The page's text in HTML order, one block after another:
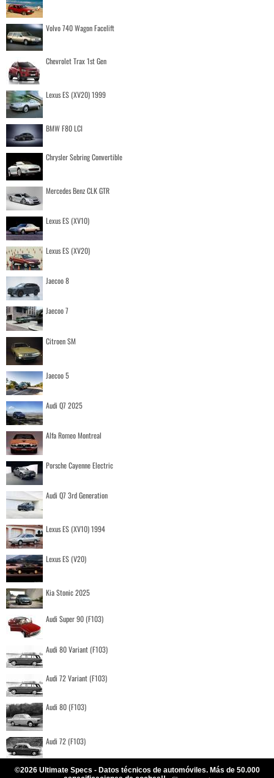
Volvo 740 Wagon Facelift
Chevrolet Trax 1st Gen
Lexus ES (XV20) 1999
BMW F80 LCI
Chrysler Sebring Convertible
Mercedes Benz CLK GTR
Lexus ES (XV10)
Lexus ES (XV20)
Jaecoo 8
Jaecoo 7
Citroen SM
Jaecoo 5
Audi Q7 2025
Alfa Romeo Montreal
Porsche Cayenne Electric
Audi Q7 3rd Generation
Lexus ES (XV10) 1994
Lexus ES (V20)
Kia Stonic 2025
Audi Super 90 (F103)
Audi 80 Variant (F103)
Audi 72 Variant (F103)
Audi 80 (F103)
Audi 72 (F103)
©2026 Ultimate Specs - Datos técnicos de automóviles. Más de 50.000